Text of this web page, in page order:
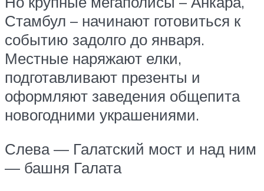
Стамбул – начинают готовиться к
событию задолго до января.
Местные наряжают елки,
подготавливают презенты и
оформляют заведения общепита
новогодними украшениями.
Слева — Галатский мост и над ним
— башня Галата